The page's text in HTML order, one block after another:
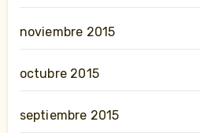
noviembre 2015
octubre 2015
septiembre 2015